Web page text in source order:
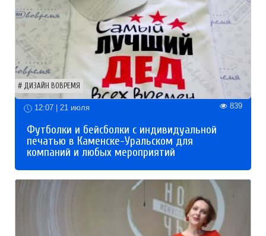
ДИЗАЙН ВОВРЕМЯ
12:07 | 21 июля 839
Футболки и бейсболки с индивидуальной
печатью в Каменске-Уральском для
компаний и любых мероприятий